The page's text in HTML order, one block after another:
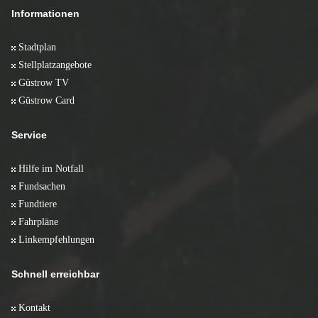
Informationen
Stadtplan
Stellplatzangebote
Güstrow TV
Güstrow Card
Service
Hilfe im Notfall
Fundsachen
Fundtiere
Fahrpläne
Linkempfehlungen
Schnell erreichbar
Kontakt